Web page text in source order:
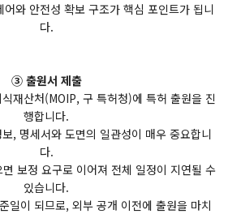
와 안전성 확보 구조가 핵심 포인트가 됩니
다.
③ 출원서 제출
재산처(MOIP, 구 특허청)에 특허 출원을 진
행합니다.
, 명세서와 도면의 일관성이 매우 중요합니
다.
보정 요구로 이어져 전체 일정이 지연될 수
있습니다.
일이 되므로, 외부 공개 이전에 출원을 마치